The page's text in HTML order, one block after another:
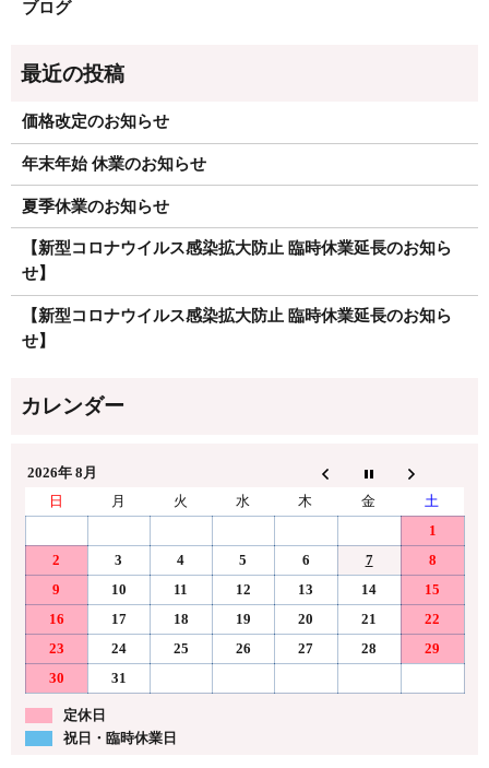
ブログ
価格改定のお知らせ
年末年始 休業のお知らせ
夏季休業のお知らせ
【新型コロナウイルス感染拡大防止 臨時休業延長のお知ら
せ】
【新型コロナウイルス感染拡大防止 臨時休業延長のお知ら
せ】
2026年 8月
日
月 火 水 木 金
土
1
2
3 4 5 6 7
8
9
10 11 12 13 14
15
16
17 18 19 20 21
22
23
24 25 26 27 28
29
30
31
定休日
祝日・臨時休業日